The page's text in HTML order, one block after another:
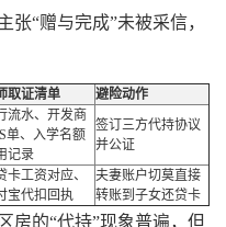
“赠与完成”未被采信，
取证清单
避险动作
流水、开发商
单、入学名额
记录
签订三方代持协议
并公证
卡工资对应、
宝代扣回执
夫妻账户切莫直接
转账到子女还贷卡
房的“代持”现象普遍，但